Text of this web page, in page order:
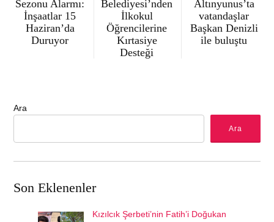
Sezonu Alarmı:
İnşaatlar 15
Haziran’da
Duruyor
Belediyesi’nden
İlkokul
Öğrencilerine
Kırtasiye
Desteği
Altınyunus’ta
vatandaşlar
Başkan Denizli
ile buluştu
Ara
Ara
Son Eklenenler
Kızılcık Şerbeti’nin Fatih’i Doğukan